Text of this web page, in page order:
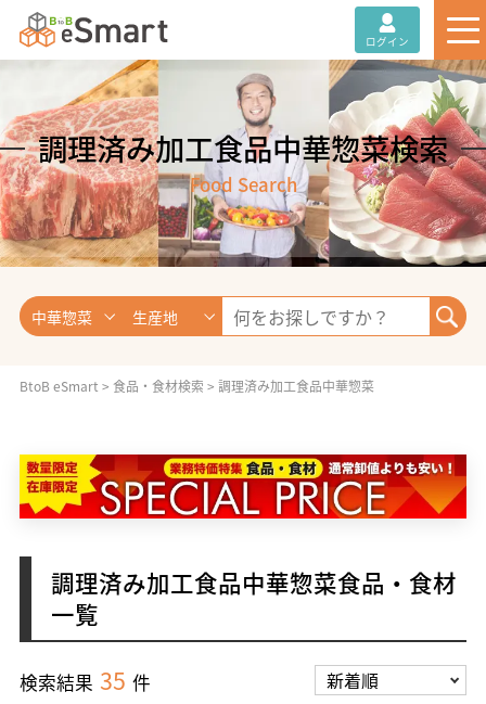
ログイン
調理済み加工食品中華惣菜検索
Food Search
中華惣菜 生産地
BtoB eSmart > 食品・食材検索 > 調理済み加工食品中華惣菜
調理済み加工食品中華惣菜食品・食材
一覧
検索結果 35 件